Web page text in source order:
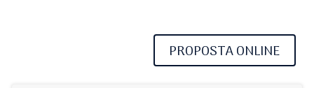
PROPOSTA ONLINE